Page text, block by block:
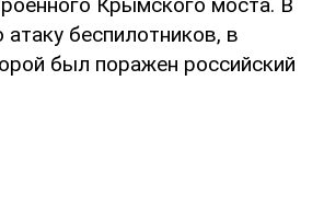
беспилотников, в
был поражен российский